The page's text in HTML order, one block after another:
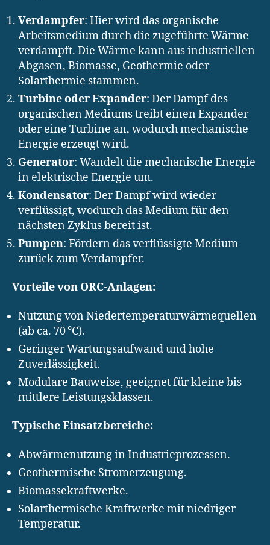
Verdampfer: Hier wird das organische
Arbeitsmedium durch die zugeführte Wärme
verdampft. Die Wärme kann aus industriellen
Abgasen, Biomasse, Geothermie oder
Solarthermie stammen.
Turbine oder Expander: Der Dampf des
organischen Mediums treibt einen Expander
oder eine Turbine an, wodurch mechanische
Energie erzeugt wird.
Generator: Wandelt die mechanische Energie
in elektrische Energie um.
Kondensator: Der Dampf wird wieder
verflüssigt, wodurch das Medium für den
nächsten Zyklus bereit ist.
Pumpen: Fördern das verflüssigte Medium
zurück zum Verdampfer.
Vorteile von ORC-Anlagen:
Nutzung von Niedertemperaturwärmequellen
(ab ca. 70 °C).
Geringer Wartungsaufwand und hohe
Zuverlässigkeit.
Modulare Bauweise, geeignet für kleine bis
mittlere Leistungsklassen.
Typische Einsatzbereiche:
Abwärmenutzung in Industrieprozessen.
Geothermische Stromerzeugung.
Biomassekraftwerke.
Solarthermische Kraftwerke mit niedriger
Temperatur.